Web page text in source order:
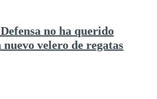
no ha querido
velero de regatas